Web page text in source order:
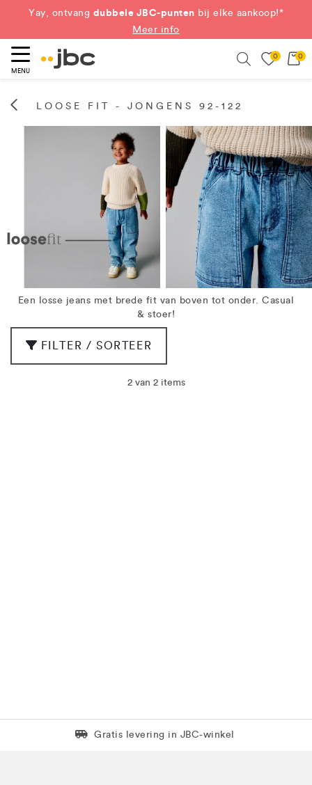
Yay, ontvang dubbele JBC-punten bij elke aankoop!*
Meer info
MENU
0 0
LOOSE FIT - JONGENS 92-122
Een losse jeans met brede fit van boven tot onder. Casual
& stoer!
FILTER / SORTEER
2 van 2 items
Levering in 1 pakket
Gratis levering in JBC-winkel